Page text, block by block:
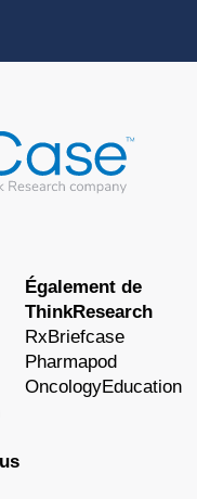
Également de
ThinkResearch
RxBriefcase
Pharmapod
OncologyEducation